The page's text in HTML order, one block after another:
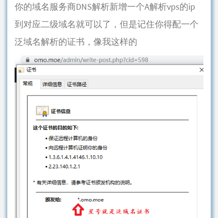
你的域名服务商DNS解析新增一个A解析vps的ip
到对应二级域名就可以了，但是记住你得配一个
泛域名解析的证书，像我这样的